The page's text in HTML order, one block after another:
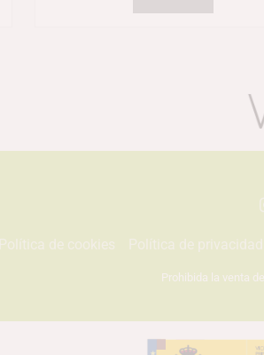
Política de cookies Política de privacidad
Prohibida la venta